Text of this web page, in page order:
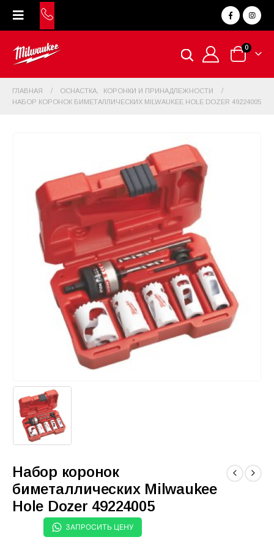
0
ГЛАВНАЯ ОСНАСТКА
КОРОНКИ И ПРИНАДЛЕЖНОСТИ
НАБОР КОРОНОК БИМЕТАЛЛИЧЕСКИХ MILWAUKEE HOLE DOZER 49224005
Набор коронок
биметаллических Milwaukee
Hole Dozer 49224005
ЗАПРОСИТЬ ЦЕНУ